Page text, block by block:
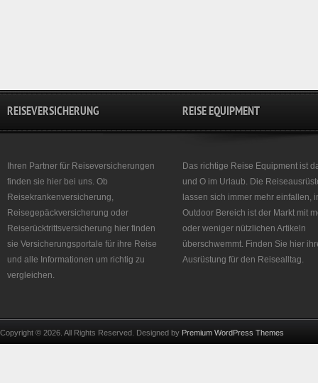
REISEVERSICHERUNG
Ihren Partner für Reiseversicherungen
finden sie hier bei uns. Ob
Reisekrankenversicherung,
Reisegepäckversicherung oder
Reiserücktrittsversicherung hier finden
sie Versicherungsportale für ihre Reise
und alle Informationen um richtig zu
vergleichen.
REISE EQUIPMENT
Das richtige Reise Equipment ist
und O im Urlaub. Die
lassen sich immer mehr einfallen,
Outdoor Bereich ist der Markt mit
oder weniger nützlichen Artikeln
überschwemmt. Finden Sie hier
Ausrüstung für den Reisealltag.
Copyright © 2026. All Rights Reserved. Designed by Premium WordPress Themes